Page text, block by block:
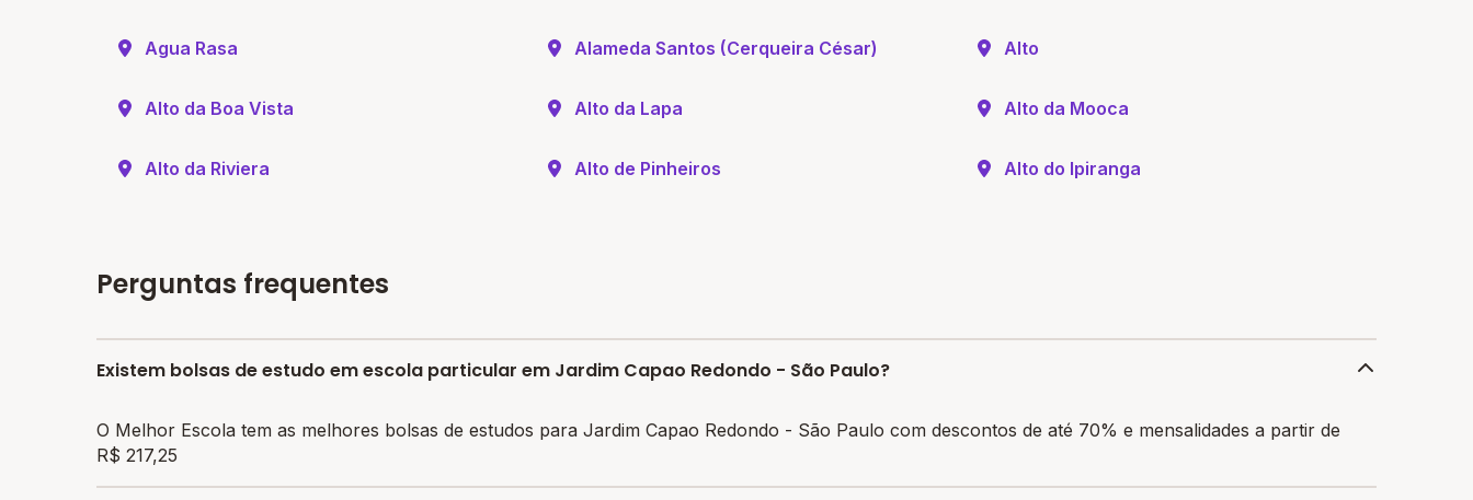
Agua Rasa Alameda Santos (Cerqueira César) Alto
Alto da Boa Vista Alto da Lapa Alto da Mooca
Alto da Riviera Alto de Pinheiros Alto do Ipiranga
Perguntas frequentes
Existem bolsas de estudo em escola particular em Jardim Capao Redondo - São Paulo?
O Melhor Escola tem as melhores bolsas de estudos para Jardim Capao Redondo - São Paulo com descontos de até 70% e mensalidades a partir de
R$ 217,25